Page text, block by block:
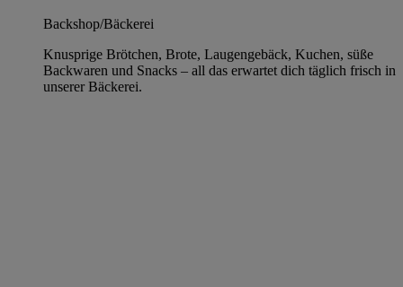
Backshop/Bäckerei
Knusprige Brötchen, Brote, Laugengebäck, Kuchen, süße
Backwaren und Snacks – all das erwartet dich täglich frisch in
unserer Bäckerei.